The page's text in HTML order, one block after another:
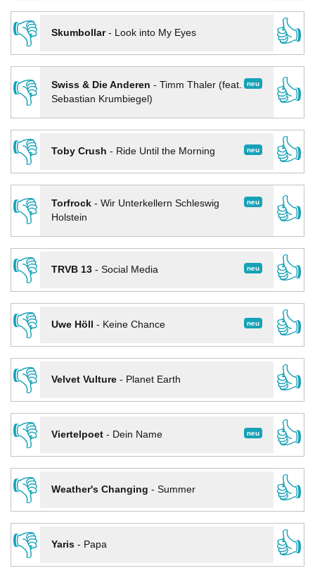
👎
Skumbollar- Look into My Eyes
👍
👎
neu
Swiss & Die Anderen - Timm Thaler (feat.
Sebastian Krumbiegel)
👍
👎
neu
Toby Crush - Ride Until the Morning
👍
👎
neu
Torfrock- Wir Unterkellern Schleswig
Holstein
👍
👎
neu
TRVB 13- Social Media
👍
👎
neu
Uwe Höll - Keine Chance
👍
👎
Velvet Vulture- Planet Earth
👍
👎
neu
Viertelpoet- Dein Name
👍
👎
Weather's Changing - Summer
👍
👎
Yaris- Papa 👍